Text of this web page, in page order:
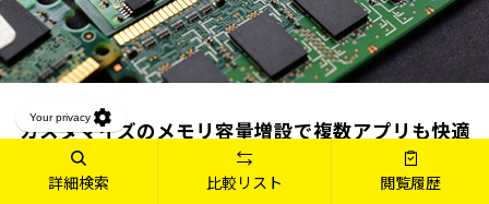
カスタマイズのメモリ容量増設で複数アプリも快適
に動作
詳細検索 比較リスト 閲覧履歴